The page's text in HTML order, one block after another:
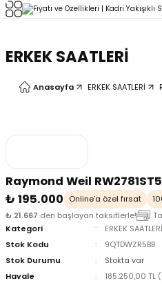
ERKEK SAATLERİ
Anasayfa ERKEK SAATLERİ
Raymond Weil
₺ 195.000
Online'a özel fırsat
₺ 21.667 den başlayan taksitlerle!
Kategori
ERKEK SAATLERİ
Stok Kodu
9QTDWZR5BB
Stok Durumu
Stokta var
Havale
185.250,00
Geri Dön
Geri Dön